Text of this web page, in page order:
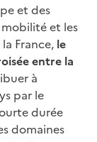
et des
et les
France, le
entre la
à
par le
durée
domaines